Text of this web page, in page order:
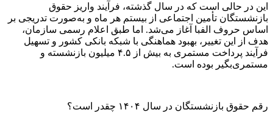
این در حالی است که در سال گذشته، فرآیند واریز حقوق
بازنشستگان تأمین اجتماعی از بیستم هر ماه و به‌صورت تدریجی بر
اساس حروف الفبا آغاز می‌شد. اما طبق اعلام رسمی سازمان،
هدف از این تغییر، بهبود هماهنگی با شبکه بانکی کشور و تسهیل
فرآیند پرداخت مستمری به بیش از ۴.۵ میلیون بازنشسته و
مستمری‌بگیر بوده است.
رقم حقوق بازنشستگان در سال ۱۴۰۴ چقدر است؟